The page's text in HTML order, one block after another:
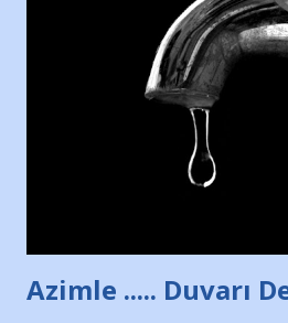
havuzunun kenarında 7 yaşında
duruyor. Havuzun içinde Adana
yüzücüleri. Erkekler çoğunlukta.
Sadece 4 kız çocuğu var. Nesrin,
kızından biri oluyor o gün…Giriyor
Adana Nesrin, 16 yaşında. Yüzüyor.
Türkiye 3.lüğü var. 17 yaşında mar...
Azimle ..... Duvarı